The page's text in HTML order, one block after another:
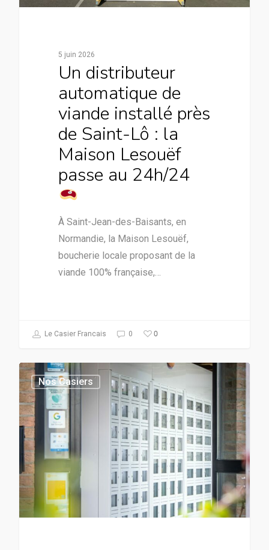
5 juin 2026
Un distributeur
automatique de
viande installé près
de Saint-Lô : la
Maison Lesouëf
passe au 24h/24
À Saint-Jean-des-Baisants, en
Normandie, la Maison Lesouëf,
boucherie locale proposant de la
viande 100% française,…
Le Casier Francais 0 0
Nos Casiers